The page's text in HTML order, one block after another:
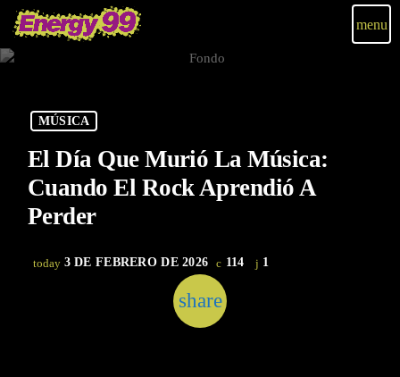
menu
MÚSICA
El Día Que Murió La Música:
Cuando El Rock Aprendió A
Perder
today 3 DE FEBRERO DE 2026 114 1
share
email